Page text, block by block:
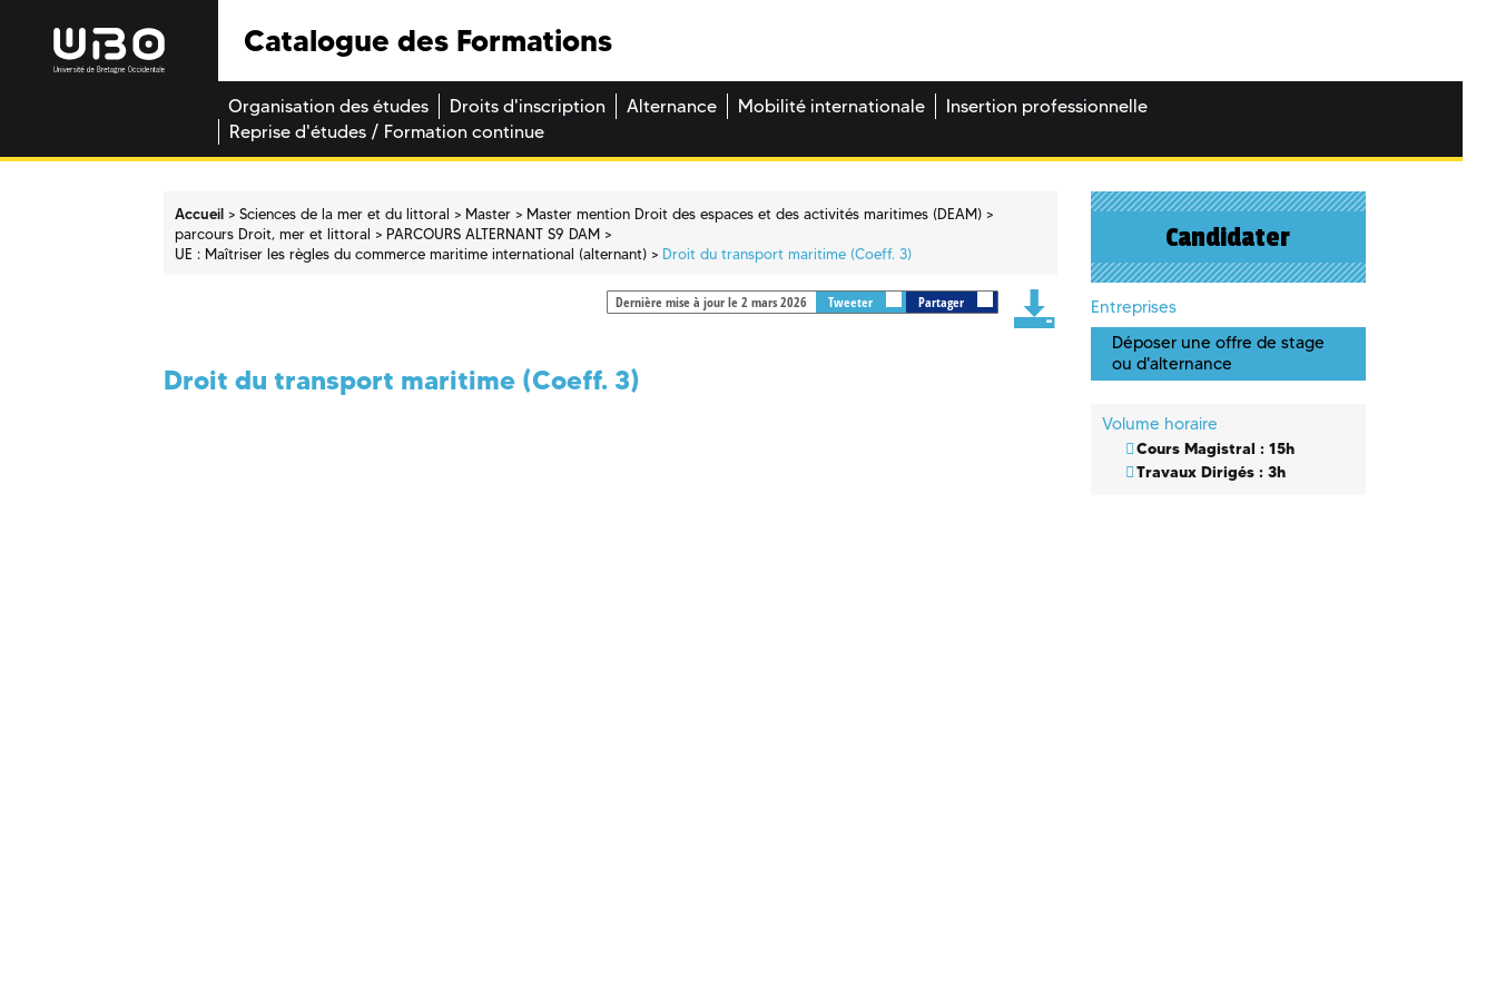
Catalogue des Formations
Organisation des études Droits d'inscription Alternance Mobilité internationale
Insertion professionnelle
Reprise d'études / Formation continue
Accueil Sciences de la mer et du littoral Master
Master mention Droit des espaces et des activités maritimes (DEAM)
parcours Droit, mer et littoral
PARCOURS ALTERNANT S9 DAM
UE : Maîtriser les règles du commerce maritime international (alternant)
Droit du transport maritime (Coeff. 3)
Dernière mise à jour le 2 mars 2026 Tweeter Partager
Droit du transport maritime (Coeff. 3)
Candidater
Entreprises
Déposer une offre de stage
ou d'alternance
Volume horaire
Cours Magistral : 15h
Travaux Dirigés : 3h